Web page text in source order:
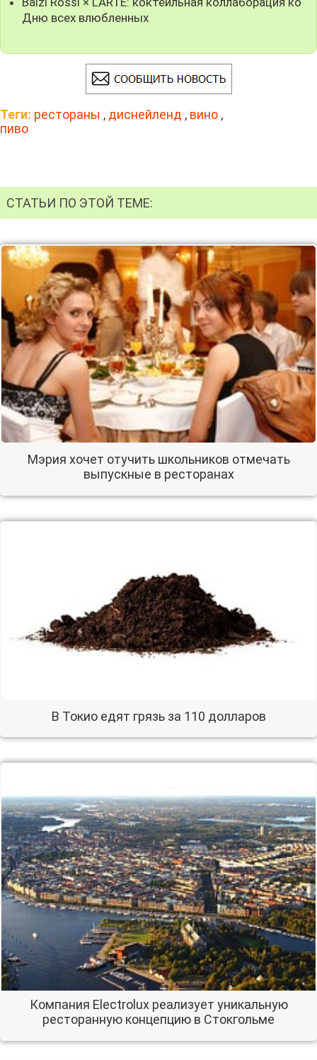
Дню всех влюбленных
Теги: рестораны , диснейленд , вино ,
пиво
СТАТЬИ ПО ЭТОЙ ТЕМЕ:
Мэрия хочет отучить школьников отмечать
выпускные в ресторанах
В Токио едят грязь за 110 долларов
Компания Electrolux реализует уникальную
ресторанную концепцию в Стокгольме